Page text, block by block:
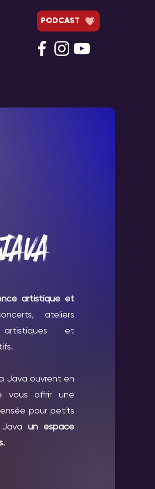
PODCAST
artistique et
ateliers
artistiques et
Java ouvrent en
vous offrir une
pour petits
Javaun espace